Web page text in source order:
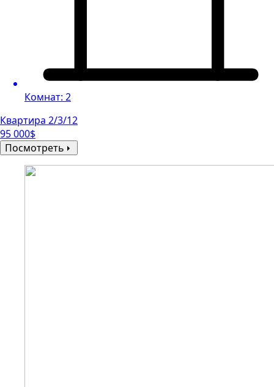
Комнат: 2
Квартира 2/3/12
95 000$
Посмотреть